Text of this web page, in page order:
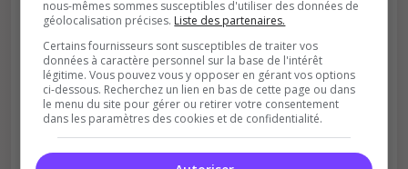
Soutient la communauté
Plus de visibilité = plus de joueurs
nous-mêmes sommes susceptibles d'utiliser des données de
géolocalisation précises. Liste des partenaires.
Certains fournisseurs sont susceptibles de traiter vos
données à caractère personnel sur la base de l'intérêt
légitime. Vous pouvez vous y opposer en gérant vos options
ci-dessous. Recherchez un lien en bas de cette page ou dans
le menu du site pour gérer ou retirer votre consentement
dans les paramètres des cookies et de confidentialité.